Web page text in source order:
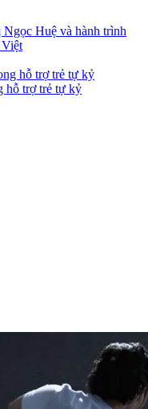
Huệ và hành trình
hỗ trợ trẻ tự kỷ